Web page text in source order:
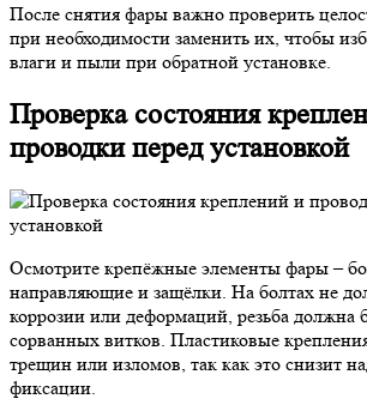
После снятия фары важно проверить
при необходимости заменить их, чтобы
влаги и пыли при обратной установке.
Проверка состояния
проводки перед установкой
Осмотрите крепёжные элементы фары –
направляющие и защёлки. На болтах не
коррозии или деформаций, резьба должна
сорванных витков. Пластиковые
трещин или изломов, так как это снизит
фиксации.